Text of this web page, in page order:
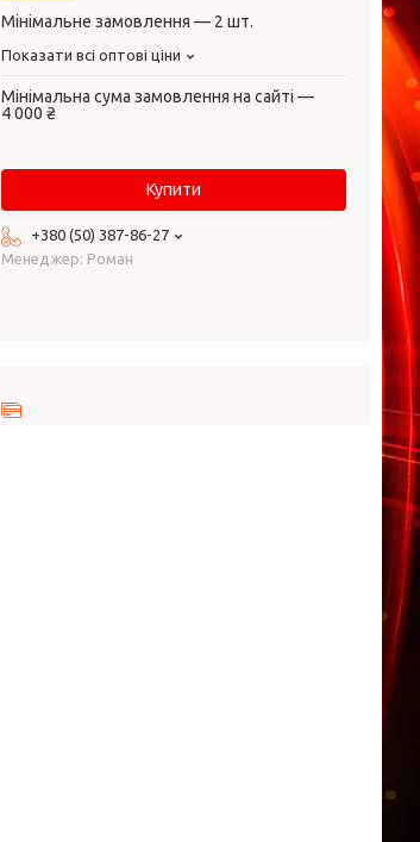
Мінімальне замовлення — 2 шт.
Показати всі оптові ціни
Мінімальна сума замовлення на сайті —
4 000 ₴
Купити
+380 (50) 387-86-27
Менеджер: Роман